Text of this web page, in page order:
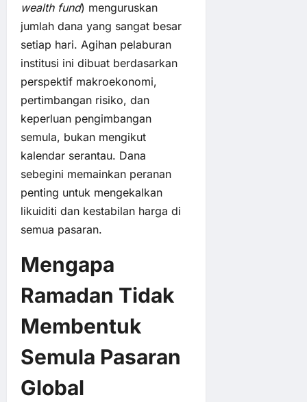
wealth fund) menguruskan
jumlah dana yang sangat besar
setiap hari. Agihan pelaburan
institusi ini dibuat berdasarkan
perspektif makroekonomi,
pertimbangan risiko, dan
keperluan pengimbangan
semula, bukan mengikut
kalendar serantau. Dana
sebegini memainkan peranan
penting untuk mengekalkan
likuiditi dan kestabilan harga di
semua pasaran.
Mengapa
Ramadan Tidak
Membentuk
Semula Pasaran
Global